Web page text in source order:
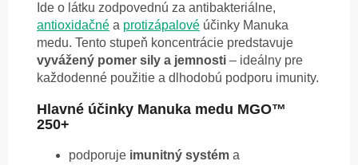
Ide o látku zodpovednú za antibakteriálne,
antioxidačné a protizápalové účinky Manuka
medu. Tento stupeň koncentrácie predstavuje
vyvážený pomer sily a jemnosti – ideálny pre
každodenné použitie a dlhodobú podporu imunity.
Hlavné účinky Manuka medu MGO™
250+
podporuje imunitný systém a